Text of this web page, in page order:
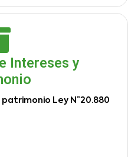
Intereses y
Ley N°20.880